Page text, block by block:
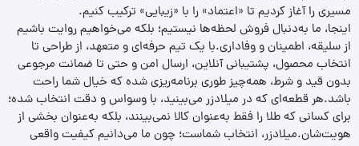
مسیری را آغاز کردیم تا «اعتماد» را با «زیبایی» ترکیب کنیم.
اینجا، ما به‌دنبال فروش لحظه‌ها نیستیم؛ بلکه می‌خواهیم روایت باشیم
از سلیقه، اطمینان و وفاداری.با یک تیم حرفه‌ای و متعهد، از طراحی تا
انتخاب محصول، پشتیبانی آنلاین، ارسال امن و حتی تا ضمانت مرجوعی
بدون قید و شرط، همه‌چیز طوری برنامه‌ریزی شده که خیال شما راحت
باشد.هر قطعه‌ای که در میلادزر می‌بینید، با وسواس و دقت انتخاب شده؛
برای کسانی که طلا را فقط به‌عنوان کالا نمی‌بینند، بلکه به‌عنوان بخشی از
هویت‌شان.میلادزر، انتخاب شماست؛ چون ما می‌دانیم کیفیت واقعی